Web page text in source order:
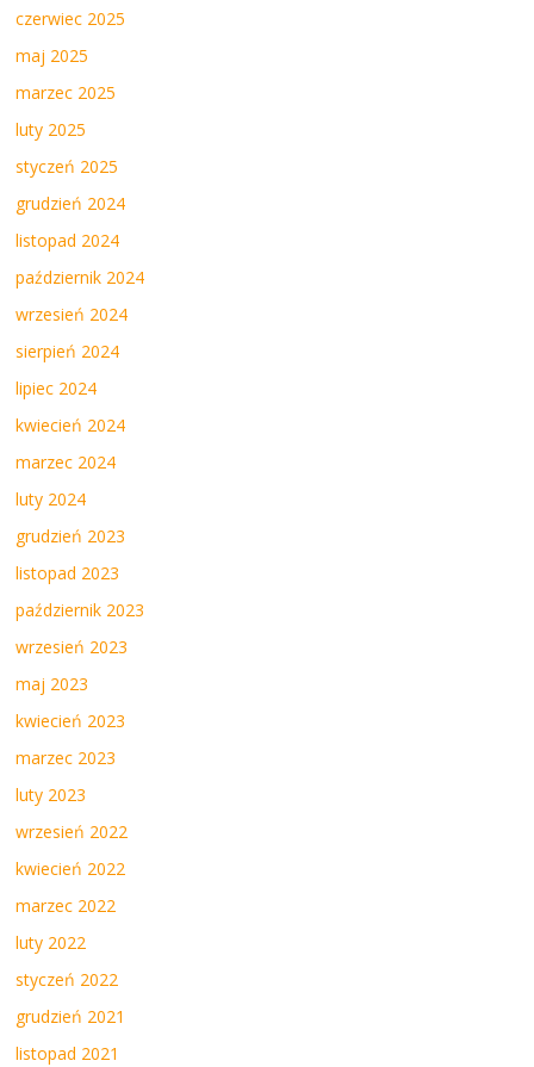
czerwiec 2025
maj 2025
marzec 2025
luty 2025
styczeń 2025
grudzień 2024
listopad 2024
październik 2024
wrzesień 2024
sierpień 2024
lipiec 2024
kwiecień 2024
marzec 2024
luty 2024
grudzień 2023
listopad 2023
październik 2023
wrzesień 2023
maj 2023
kwiecień 2023
marzec 2023
luty 2023
wrzesień 2022
kwiecień 2022
marzec 2022
luty 2022
styczeń 2022
grudzień 2021
listopad 2021